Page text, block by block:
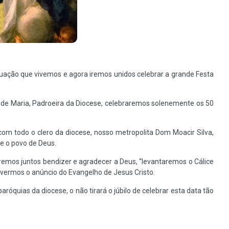
que vivemos e agora iremos unidos celebrar a grande Festa
Maria, Padroeira da Diocese, celebraremos solenemente os 50
todo o clero da diocese, nosso metropolita Dom Moacir Silva,
o povo de Deus.
juntos bendizer e agradecer a Deus, “levantaremos o Cálice
o anúncio do Evangelho de Jesus Cristo.
da diocese, o não tirará o júbilo de celebrar esta data tão